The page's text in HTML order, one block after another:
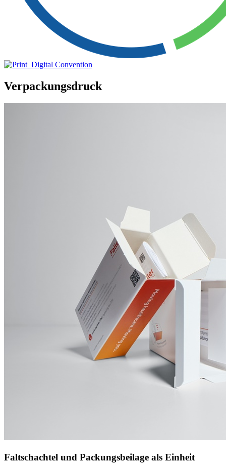
Verpackungsdruck
Faltschachtel und Packungsbeilage als Einheit